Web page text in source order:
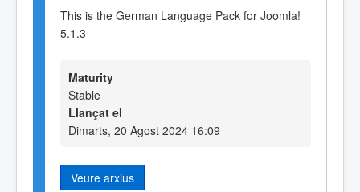
This is the German Language Pack for Joomla!
5.1.3
Maturity
Stable
Llançat el
Dimarts, 20 Agost 2024 16:09
Veure arxius